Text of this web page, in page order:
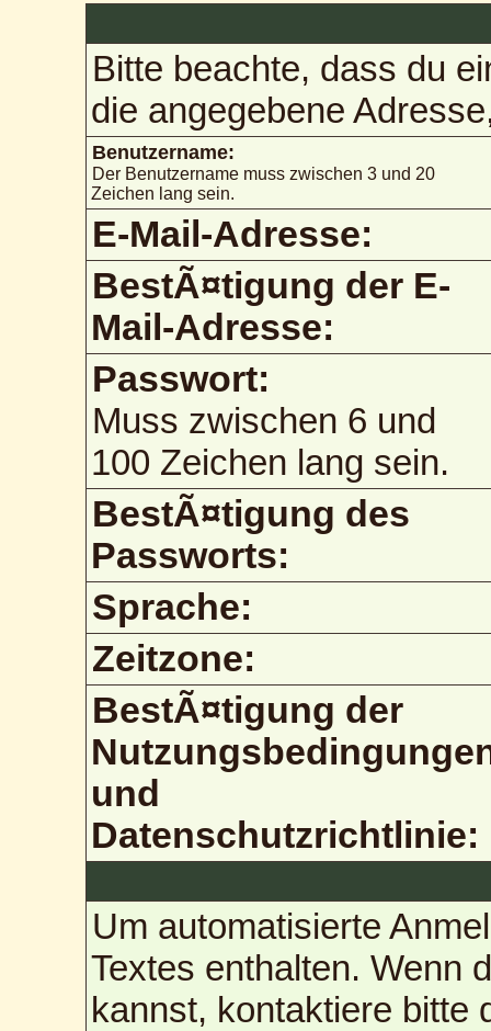
Bitte beachte, dass du
die angegebene
Benutzername:
Der Benutzername muss zwischen 3 und 20
Zeichen lang sein.
E-Mail-Adresse:
BestÃ¤tigung der E-
Mail-Adresse:
Passwort:
Muss zwischen 6 und
100 Zeichen lang sein.
BestÃ¤tigung des
Passworts:
Sprache:
Zeitzone:
BestÃ¤tigung der
und
Datenschutzrichtlinie:
Um automatisierte
Textes enthalten. Wenn
kannst, kontaktiere bitte